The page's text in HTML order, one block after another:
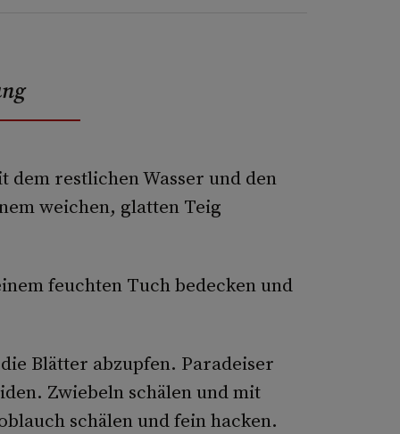
dem restlichen Wasser und den
weichen, glatten Teig
feuchten Tuch bedecken und
Blätter abzupfen. Paradeiser
Zwiebeln schälen und mit
schälen und fein hacken.